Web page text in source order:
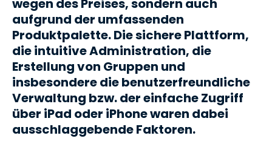
wegen des Preises, sondern auch
aufgrund der umfassenden
Produktpalette. Die sichere Plattform,
die intuitive Administration, die
Erstellung von Gruppen und
insbesondere die benutzerfreundliche
Verwaltung bzw. der einfache Zugriff
über iPad oder iPhone waren dabei
ausschlaggebende Faktoren.